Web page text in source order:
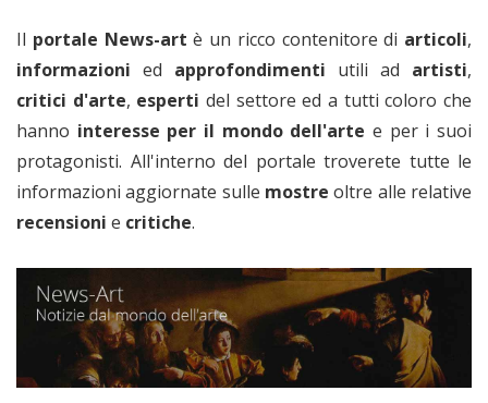
Il portale News-art è un ricco contenitore di articoli,
informazioni ed approfondimenti utili ad artisti,
critici d'arte, espertidel settore ed a tutti coloro che
hanno interesse per il mondo dell'arte e per i suoi
protagonisti. All'interno del portale troverete tutte le
informazioni aggiornate sulle mostreoltre alle relative
recensioni e critiche.